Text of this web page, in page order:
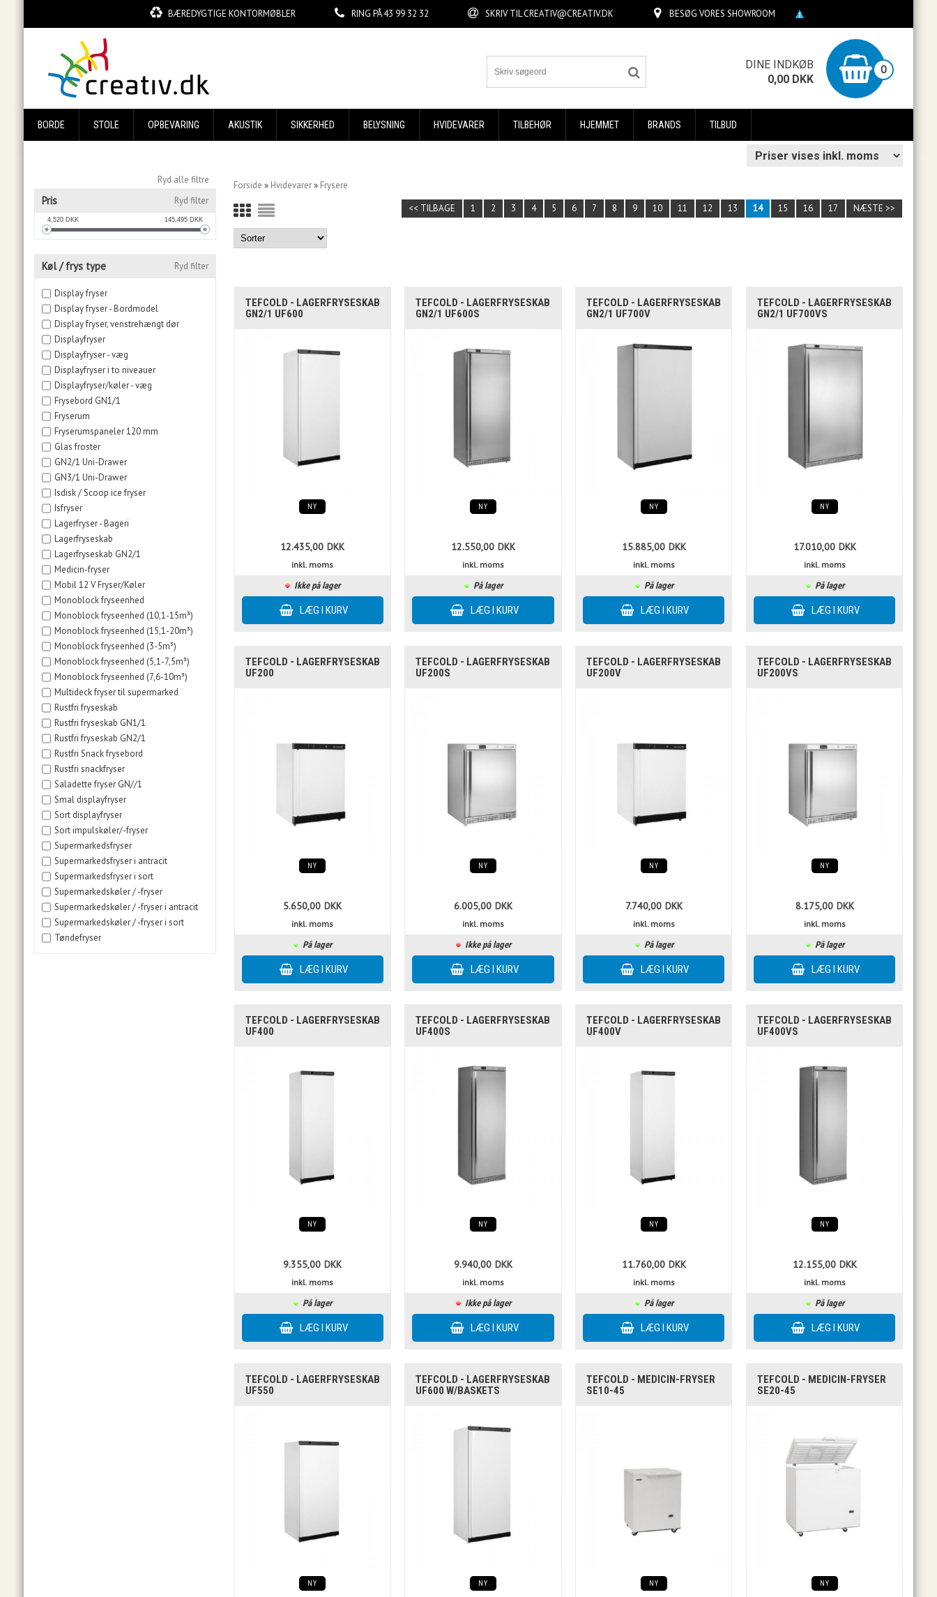
BÆREDYGTIGE KONTORMØBLER RING PÅ43 99 32 32 SKRIV TILCREATIV@CREATIV.DK BESØG VORES SHOWROOM
DINE INDKØB 0
0,00 DKK
BORDE STOLE OPBEVARING AKUSTIK SIKKERHED BELYSNING HVIDEVARER TILBEHØR HJEMMET BRANDS TILBUD
Ryd alle filtre
Pris Ryd filter
4,520DKK 145,495DKK
Køl / frys type Ryd filter
Display fryser
Display fryser - Bordmodel
Display fryser, venstrehængt dør
Displayfryser
Displayfryser - væg
Displayfryser i to niveauer
Displayfryser/køler - væg
Frysebord GN1/1
Fryserum
Fryserumspaneler 120 mm
Glas froster
GN2/1 Uni-Drawer
GN3/1 Uni-Drawer
Isdisk / Scoop ice fryser
Isfryser
Lagerfryser - Bageri
Lagerfryseskab
Lagerfryseskab GN2/1
Medicin-fryser
Mobil 12 V Fryser/Køler
Monoblock fryseenhed
Monoblock fryseenhed (10,1-15m³)
Monoblock fryseenhed (15,1-20m³)
Monoblock fryseenhed (3-5m³)
Monoblock fryseenhed (5,1-7,5m³)
Monoblock fryseenhed (7,6-10m³)
Multideck fryser til supermarked
Rustfri fryseskab
Rustfri fryseskab GN1/1
Rustfri fryseskab GN2/1
Rustfri Snack frysebord
Rustfri snackfryser
Saladette fryser GN//1
Smal displayfryser
Sort displayfryser
Sort impulskøler/-fryser
Supermarkedsfryser
Supermarkedsfryser i antracit
Supermarkedsfryser i sort
Supermarkedskøler / -fryser
Supermarkedskøler / -fryser i antracit
Supermarkedskøler / -fryser i sort
Tøndefryser
Forside » Hvidevarer» Frysere
<< TILBAGE
1 2 3 4 5 6 7 8 9 10 11 12 13 14 15 16 17 NÆSTE >>
TEFCOLD - LAGERFRYSESKAB
GN2/1 UF600
NY
12.435,00 DKK
inkl. moms
Ikke på lager
TEFCOLD - LAGERFRYSESKAB
GN2/1 UF600S
NY
12.550,00 DKK
inkl. moms
På lager
TEFCOLD - LAGERFRYSESKAB
GN2/1 UF700V
NY
15.885,00 DKK
inkl. moms
På lager
TEFCOLD - LAGERFRYSESKAB
GN2/1 UF700VS
NY
17.010,00 DKK
inkl. moms
På lager
TEFCOLD - LAGERFRYSESKAB
UF200
NY
5.650,00 DKK
inkl. moms
På lager
TEFCOLD - LAGERFRYSESKAB
UF200S
NY
6.005,00 DKK
inkl. moms
Ikke på lager
TEFCOLD - LAGERFRYSESKAB
UF200V
NY
7.740,00 DKK
inkl. moms
På lager
TEFCOLD - LAGERFRYSESKAB
UF200VS
NY
8.175,00 DKK
inkl. moms
På lager
TEFCOLD - LAGERFRYSESKAB
UF400
NY
9.355,00 DKK
inkl. moms
På lager
TEFCOLD - LAGERFRYSESKAB
UF400S
NY
9.940,00 DKK
inkl. moms
Ikke på lager
TEFCOLD - LAGERFRYSESKAB
UF400V
NY
11.760,00 DKK
inkl. moms
På lager
TEFCOLD - LAGERFRYSESKAB
UF400VS
NY
12.155,00 DKK
inkl. moms
På lager
TEFCOLD - LAGERFRYSESKAB
UF550
NY
TEFCOLD - LAGERFRYSESKAB
UF600 W/BASKETS
NY
TEFCOLD - MEDICIN-FRYSER
SE10-45
NY
TEFCOLD - MEDICIN-FRYSER
SE20-45
NY